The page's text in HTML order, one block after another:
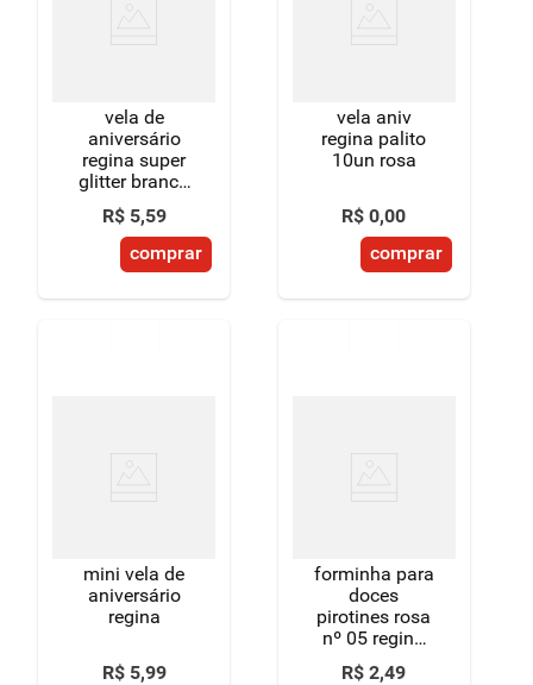
vela de
aniversário
regina super
glitter branca
nº 5 unidade
R$ 5,59
comprar
vela aniv
regina palito
10un rosa
R$ 0,00
comprar
mini vela de
aniversário
regina
R$ 5,99
forminha para
doces
pirotines rosa
nº 05 regina
100 unidades
R$ 2,49